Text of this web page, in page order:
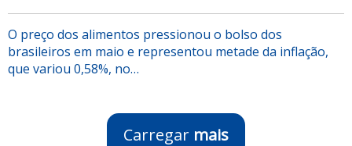
O preço dos alimentos pressionou o bolso dos
brasileiros em maio e representou metade da inflação,
que variou 0,58%, no…
Carregar mais